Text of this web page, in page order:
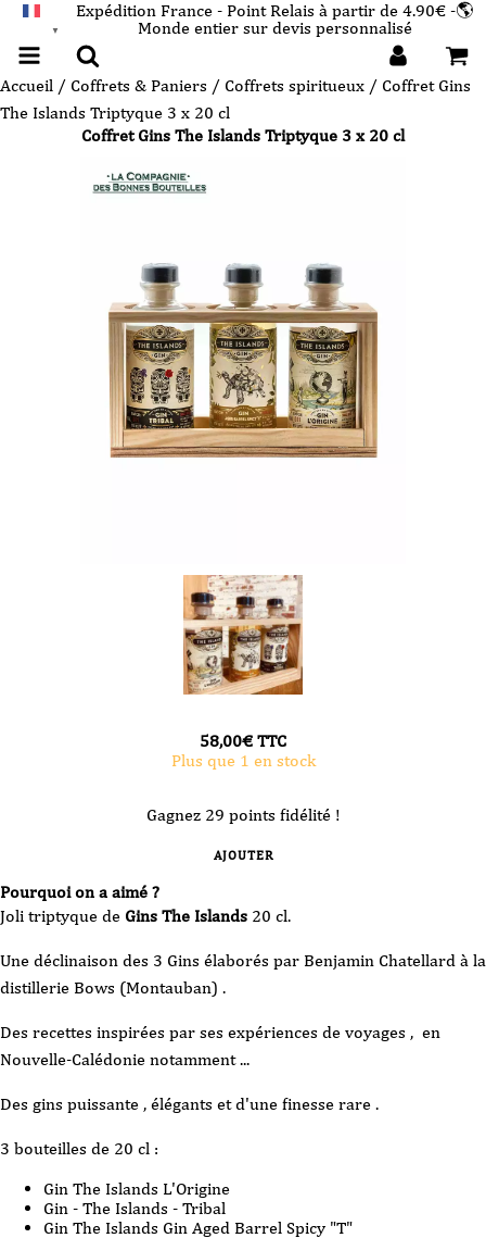
▼
Expédition France - Point Relais à partir de 4.90€ -🌎
Monde entier sur devis personnalisé
Accueil / Coffrets & Paniers / Coffrets spiritueux / Coffret Gins
The Islands Triptyque 3 x 20 cl
Coffret Gins The Islands Triptyque 3 x 20 cl
Pourquoi on a aimé ?
Joli triptyque de Gins The Islands 20 cl.
Une déclinaison des 3 Gins élaborés par Benjamin Chatellard à la
distillerie Bows (Montauban) .
Des recettes inspirées par ses expériences de voyages , en
Nouvelle-Calédonie notamment ...
Des gins puissante , élégants et d'une finesse rare .
3 bouteilles de 20 cl :
Gin The Islands L'Origine
Gin - The Islands - Tribal
Gin The Islands Gin Aged Barrel Spicy "T"
58,00€ TTC
Plus que 1 en stock
Gagnez 29 points fidélité !
AJOUTER